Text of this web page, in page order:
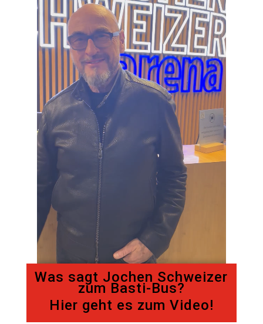
Was sagt Jochen Schweizer
zum Basti-Bus?
Hier geht es zum Video!